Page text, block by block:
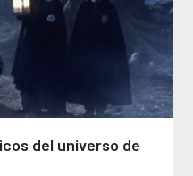
del universo de